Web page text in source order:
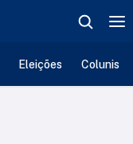
Eleições